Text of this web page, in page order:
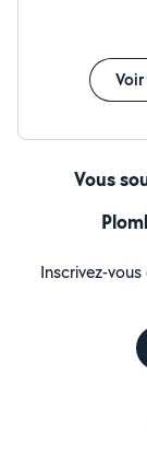
Vous
Inscrivez-